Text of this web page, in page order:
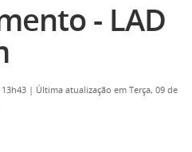
- LAD
| Última atualização em Terça, 09 de